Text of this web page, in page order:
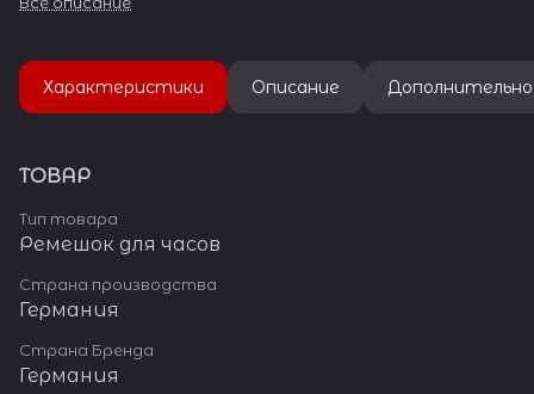
Характеристики Описание Дополнительно
ТОВАР
Тип товара
Ремешок для часов
Страна производства
Германия
Страна Бренда
Германия